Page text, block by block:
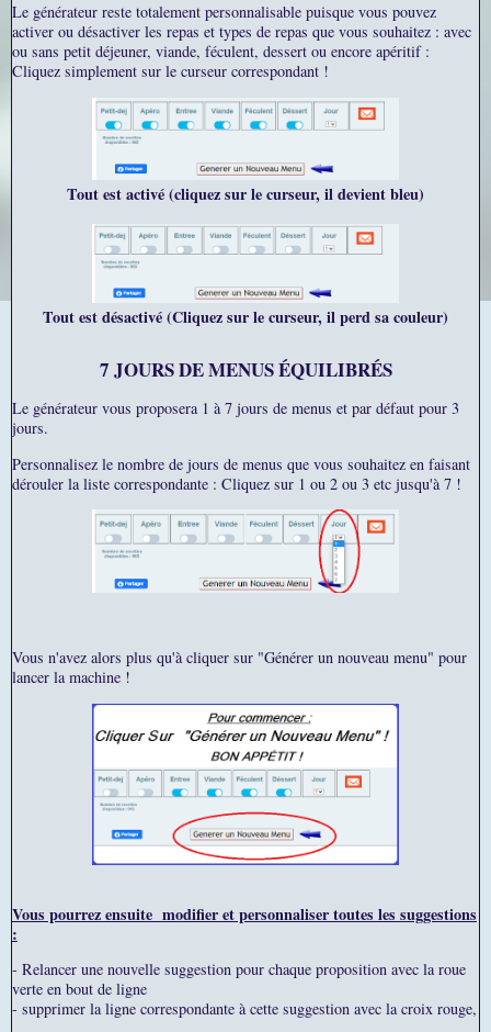
Le générateur reste totalement personnalisable puisque vous pouvez
activer ou désactiver les repas et types de repas que vous souhaitez : avec
ou sans petit déjeuner, viande, féculent, dessert ou encore apéritif :
Cliquez simplement sur le curseur correspondant !
Tout est activé (cliquez sur le curseur, il devient bleu)
Tout est désactivé (Cliquez sur le curseur, il perd sa couleur)
7 JOURS DE MENUS ÉQUILIBRÉS
Le générateur vous proposera 1 à 7 jours de menus et par défaut pour 3
jours.
Personnalisez le nombre de jours de menus que vous souhaitez en faisant
dérouler la liste correspondante : Cliquez sur 1 ou 2 ou 3 etc jusqu'à 7 !
Vous n'avez alors plus qu'à cliquer sur "Générer un nouveau menu" pour
lancer la machine !
Vous pourrez ensuite modifier et personnaliser toutes les suggestions
:
- Relancer une nouvelle suggestion pour chaque proposition avec la roue
verte en bout de ligne
- supprimer la ligne correspondante à cette suggestion avec la croix rouge,